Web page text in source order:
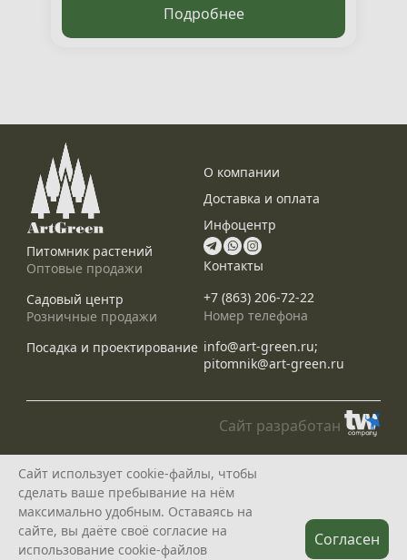
Сайт использует cookie-файлы, чтобы
сделать ваше пребывание на нём
максимально удобным. Оставаясь на
сайте, вы даёте своё согласие на
использование cookie-файлов
Согласен
Подробнее
Питомник растений
Оптовые продажи
Садовый центр
Розничные продажи
Посадка и проектирование
О компании
Доставка и оплата
Инфоцентр
Контакты
+7 (863) 206-72-22
Номер телефона
info@art-green.ru;
pitomnik@art-green.ru
© ARTGREEN, 2015-2026
*Данное предложение не является публичной офертой, определяемой
положениями статей 435, 437 Гражданского Кодекса РФ, и носит
исключительно информационный характер
Политика конфедециальности
Сайт разработан